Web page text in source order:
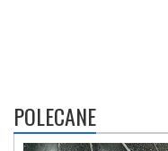
POLECANE